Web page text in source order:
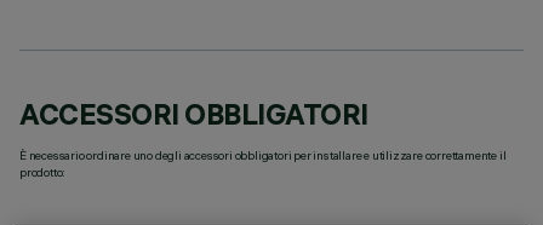
ACCESSORI OBBLIGATORI
È necessario ordinare uno degli accessori obbligatori per installare e utilizzare correttamente il
prodotto: